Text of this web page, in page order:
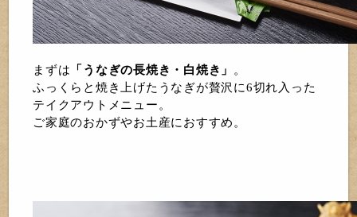
まずは 「うなぎの長焼き・白焼き」 。
ふっくらと焼き上げたうなぎが贅沢に6切れ入った
テイクアウトメニュー。
ご家庭のおかずやお土産におすすめ。